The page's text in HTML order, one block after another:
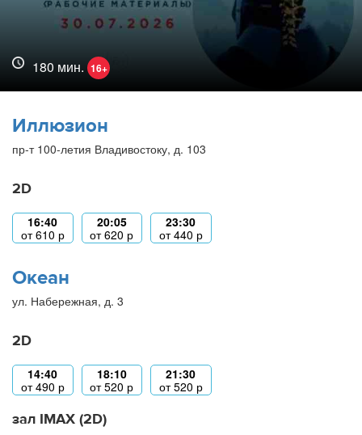
180 мин. 16+
Иллюзион
пр-т 100-летия Владивостоку, д. 103
2D
16:40
от610 р
20:05
от620 р
23:30
от440 р
Океан
ул. Набережная, д. 3
2D
14:40
от490 р
18:10
от520 р
21:30
от520 р
зал IMAX (2D)